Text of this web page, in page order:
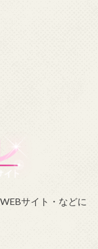
サイト・などに